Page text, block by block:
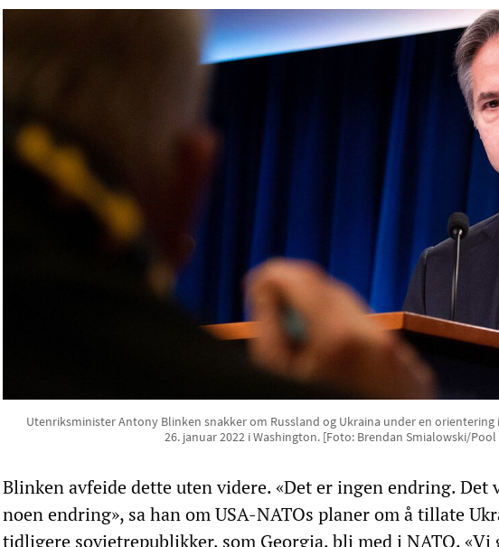
Utenriksminister Antony Blinken snakker om Russland og Ukraina under en
26. januar 2022 i Washington. [Foto: Brendan Smialowski/Pool
Blinken avfeide dette uten videre. «Det er ingen endring. Det
noen endring», sa han om USA-NATOs planer om å tillate
tidligere sovjetrepublikker, som Georgia, bli med i NATO.